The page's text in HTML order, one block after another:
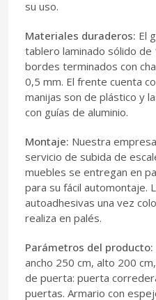
su uso.
Materiales duraderos: El
tablero laminado sólido
bordes terminados con
0,5 mm. El frente cuenta
manijas son de plástico y
con guías de aluminio.
Montaje: Nuestra
servicio de subida de
muebles se entregan en
para su fácil automontaje.
autoadhesivas una vez
realiza en palés.
Parámetros del producto:
ancho 250 cm, alto 200
de puerta: puerta
puertas. Armario con